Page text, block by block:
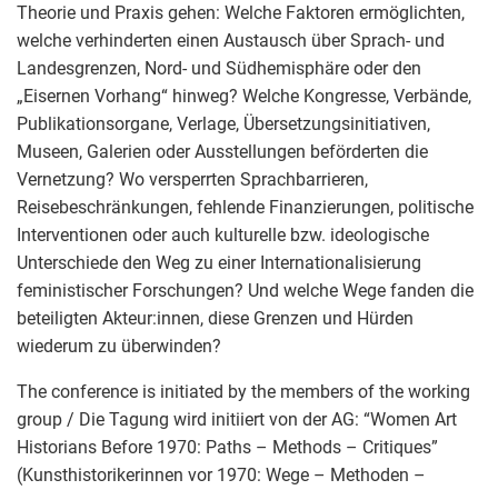
Theorie und Praxis gehen: Welche Faktoren ermöglichten,
welche verhinderten einen Austausch über Sprach- und
Landesgrenzen, Nord- und Südhemisphäre oder den
„Eisernen Vorhang“ hinweg? Welche Kongresse, Verbände,
Publikationsorgane, Verlage, Übersetzungsinitiativen,
Museen, Galerien oder Ausstellungen beförderten die
Vernetzung? Wo versperrten Sprachbarrieren,
Reisebeschränkungen, fehlende Finanzierungen, politische
Interventionen oder auch kulturelle bzw. ideologische
Unterschiede den Weg zu einer Internationalisierung
feministischer Forschungen? Und welche Wege fanden die
beteiligten Akteur:innen, diese Grenzen und Hürden
wiederum zu überwinden?
The conference is initiated by the members of the working
group / Die Tagung wird initiiert von der AG: “Women Art
Historians Before 1970: Paths – Methods – Critiques”
(Kunsthistorikerinnen vor 1970: Wege – Methoden –